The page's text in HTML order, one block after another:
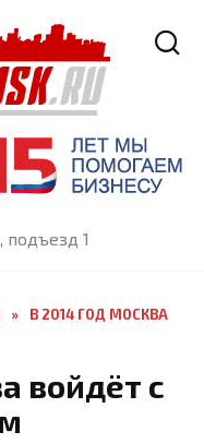
1
»
В 2014 ГОД МОСКВА
войдёт с